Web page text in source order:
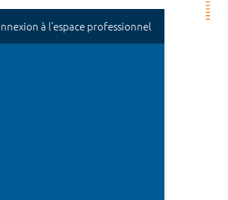
à l’espace professionnel